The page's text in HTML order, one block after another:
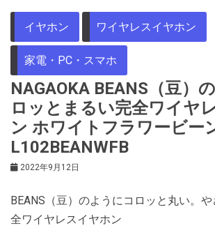
イヤホン ワイヤレスイヤホン
家電・PC・スマホ
NAGAOKA BEANS（豆）
ロッとまるい完全ワイヤ
ン ホワイトフラワービー
L102BEANWFB
2022年9月12日
BEANS（豆）のようにコロッと丸い。
全ワイヤレスイヤホン